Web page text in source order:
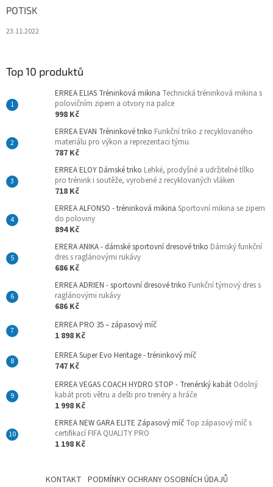
POTISK
23.11.2022
Top 10 produktů
ERREA ELIAS Tréninková mikina Technická tréninková mikina s
polovičním zipem a otvory na palce
998 Kč
ERREA EVAN Tréninkové triko Funkční triko z recyklovaného
materiálu pro výkon a reprezentaci týmu.
787 Kč
ERREA ELOY Dámské triko Lehké, prodyšné a udržitelné tílko
pro trénink i soutěže, vyrobené z recyklovaných vláken
718 Kč
ERREA ALFONSO - tréninková mikina Sportovní mikina se zipem
do poloviny
894 Kč
ERERA ANIKA - dámské sportovní dresové triko Dámský funkční
dres s raglánovými rukávy
686 Kč
ERREA ADRIEN - sportovní dresové triko Funkční týmový dres s
raglánovými rukávy
686 Kč
ERREA PRO 35 – zápasový míč
1 898 Kč
ERREA Super Evo Heritage - tréninkový míč
747 Kč
ERREA VEGAS COACH HYDRO STOP - Trenérský kabát Odolný
kabát proti větru a dešti pro trenéry a hráče
1 998 Kč
ERREA NEW GARA ELITE Zápasový míč Top zápasový míč s
certifikací FIFA QUALITY PRO
1 198 Kč
KONTAKT PODMÍNKY OCHRANY OSOBNÍCH ÚDAJŮ